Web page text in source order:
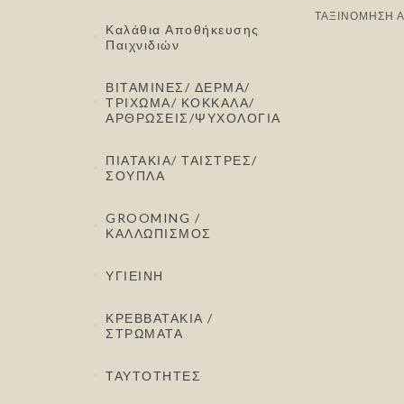
ΤΑΞΙΝΌΜΗΣΗ
Καλάθια Αποθήκευσης
Παιχνιδιών
ΒΙΤΑΜΙΝΕΣ/ ΔΕΡΜΑ/
ΤΡΙΧΩΜΑ/ ΚΟΚΚΑΛΑ/
ΑΡΘΡΩΣΕΙΣ/ΨΥΧΟΛΟΓΙΑ
ΠΙΑΤΑΚΙΑ/ ΤΑΙΣΤΡΕΣ/
ΣΟΥΠΛΑ
GROOMING /
ΚΑΛΛΩΠΙΣΜΟΣ
ΥΓΙΕΙΝΗ
ΚΡΕΒΒΑΤΑΚΙΑ /
ΣΤΡΩΜΑΤΑ
ΤΑΥΤΟΤΗΤΕΣ